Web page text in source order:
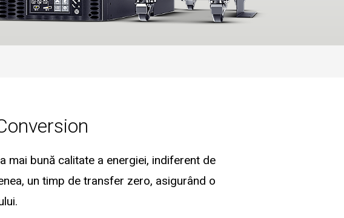
mai bună calitate a energiei, indiferent de
un timp de transfer zero, asigurând o